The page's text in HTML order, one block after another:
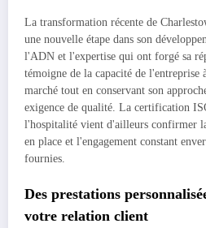
La transformation récente de
une nouvelle étape dans son
l'ADN et l'expertise qui ont forgé sa
témoigne de la capacité de l'entreprise
marché tout en conservant son
exigence de qualité. La certification
l'hospitalité vient d'ailleurs confirmer
en place et l'engagement constant
fournies.
Des prestations
votre relation client